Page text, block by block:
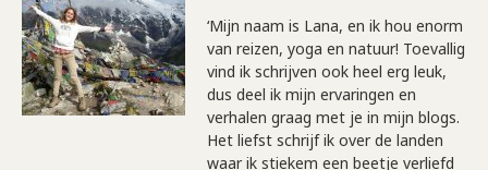
‘Mijn naam is Lana, en ik hou enorm
van reizen, yoga en natuur! Toevallig
vind ik schrijven ook heel erg leuk,
dus deel ik mijn ervaringen en
verhalen graag met je in mijn blogs.
Het liefst schrijf ik over de landen
waar ik stiekem een beetje verliefd